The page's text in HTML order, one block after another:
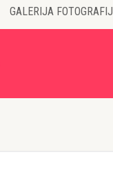
GALERIJA FOTOGRAFIJ